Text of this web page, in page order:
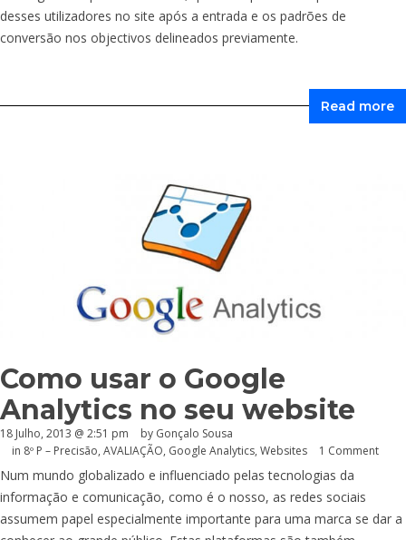
desses utilizadores no site após a entrada e os padrões de
conversão nos objectivos delineados previamente.
Read more
Como usar o Google
Analytics no seu website
18 Julho, 2013 @ 2:51 pm by Gonçalo Sousa
in 8º P – Precisão, AVALIAÇÃO, Google Analytics, Websites 1 Comment
Num mundo globalizado e influenciado pelas tecnologias da
informação e comunicação, como é o nosso, as redes sociais
assumem papel especialmente importante para uma marca se dar a